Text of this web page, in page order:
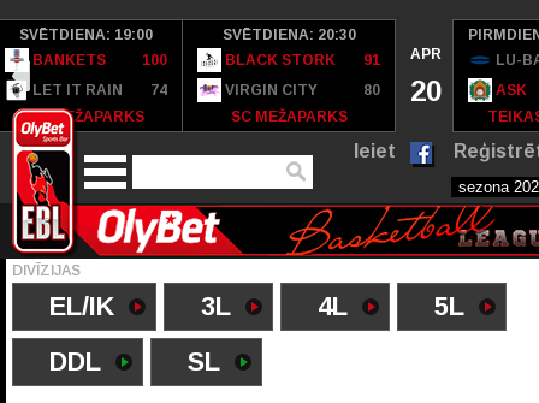
SVĒTDIENA: 19:00
BANKETS
100
LET IT RAIN
74
SC MEŽAPARKS
SVĒTDIENA: 20:30
BLACK STORK
91
VIRGIN CITY
80
SC MEŽAPARKS
APR
20
LU-
ASK
Ieiet
DIVĪZIJAS
EL/IK 3L 4L
5L
DDL
SL